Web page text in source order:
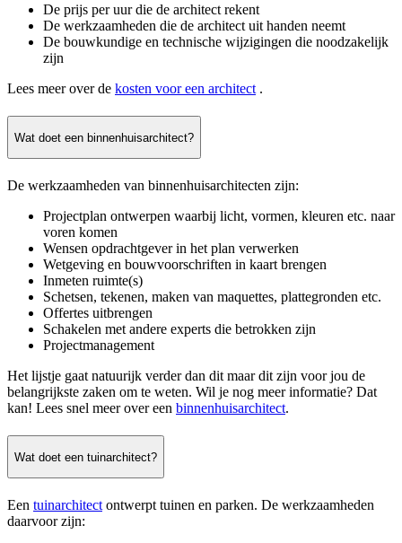
De prijs per uur die de architect rekent
De werkzaamheden die de architect uit handen neemt
De bouwkundige en technische wijzigingen die noodzakelijk
zijn
Lees meer over de kosten voor een architect .
Wat doet een binnenhuisarchitect?
De werkzaamheden van binnenhuisarchitecten zijn:
Projectplan ontwerpen waarbij licht, vormen, kleuren etc. naar
voren komen
Wensen opdrachtgever in het plan verwerken
Wetgeving en bouwvoorschriften in kaart brengen
Inmeten ruimte(s)
Schetsen, tekenen, maken van maquettes, plattegronden etc.
Offertes uitbrengen
Schakelen met andere experts die betrokken zijn
Projectmanagement
Het lijstje gaat natuurijk verder dan dit maar dit zijn voor jou de
belangrijkste zaken om te weten. Wil je nog meer informatie? Dat
kan! Lees snel meer over een binnenhuisarchitect.
Wat doet een tuinarchitect?
Een tuinarchitect ontwerpt tuinen en parken. De werkzaamheden
daarvoor zijn: